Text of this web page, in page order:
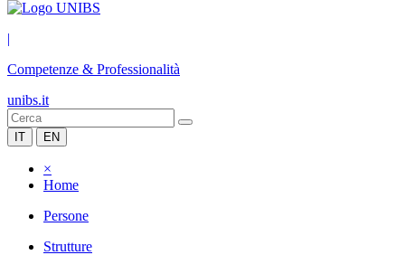
|
Competenze & Professionalità
unibs.it
IT EN
×
Home
Persone
Strutture